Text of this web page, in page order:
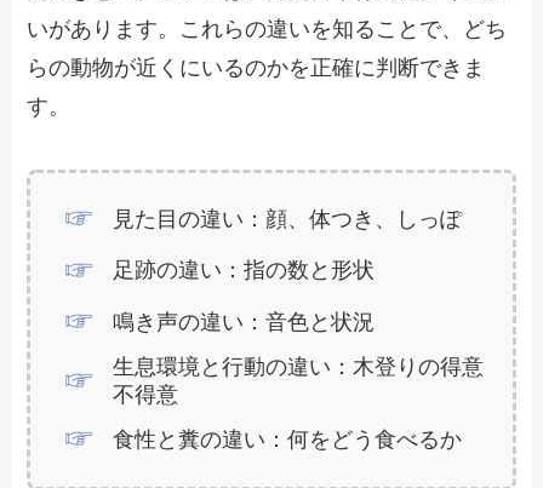
いがあります。これらの違いを知ることで、どち
らの動物が近くにいるのかを正確に判断できま
す。
見た目の違い：顔、体つき、しっぽ
足跡の違い：指の数と形状
鳴き声の違い：音色と状況
生息環境と行動の違い：木登りの得意
不得意
食性と糞の違い：何をどう食べるか